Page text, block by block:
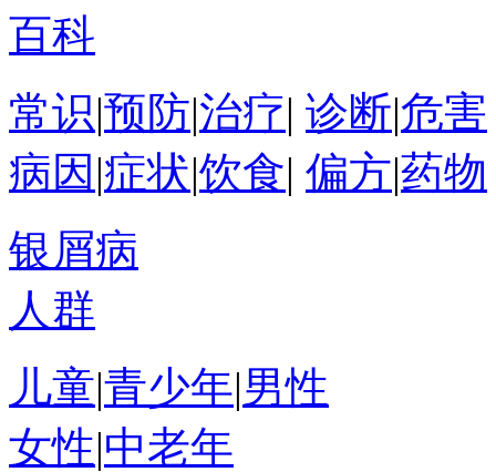
百科
常识|预防|治疗| 诊断|危害
病因 |症状|饮食| 偏方|药物
银屑病
人群
儿童|青少年|男性
女性|中老年